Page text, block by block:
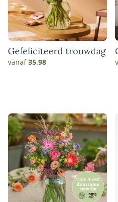
Gefeliciteerd trouwdag
vanaf35,98